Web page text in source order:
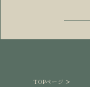
TOPページ